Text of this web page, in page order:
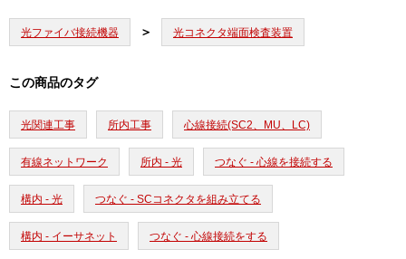
光ファイバ接続機器 光コネクタ端面検査装置
この商品のタグ
光関連工事 所内工事 心線接続(SC2、MU、LC)
有線ネットワーク 所内 - 光 つなぐ - 心線を接続する
構内 - 光 つなぐ - SCコネクタを組み立てる
構内 - イーサネット つなぐ - 心線接続をする